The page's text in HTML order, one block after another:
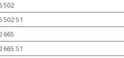
502
502 S1
665
665 S1